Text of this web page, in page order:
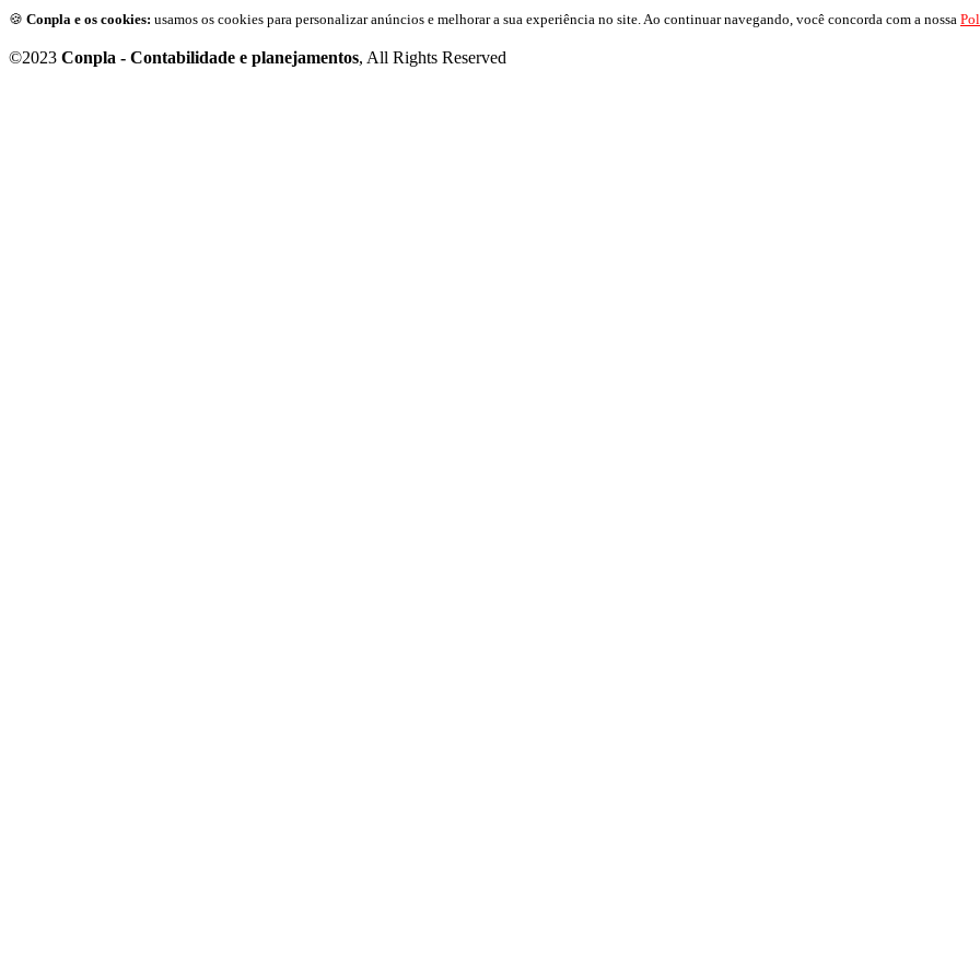
🍪 Conpla e os cookies: usamos os cookies para personalizar anúncios e melhorar a sua experiência no site. Ao continuar navegando, você concorda com a nossa
©2023 Conpla - Contabilidade e planejamentos, All Rights Reserved